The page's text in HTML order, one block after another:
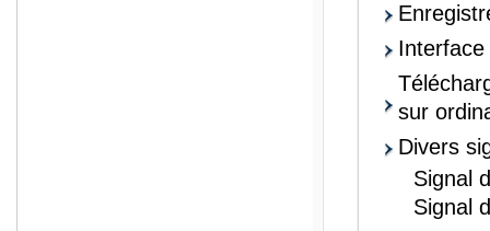
sur
Divers
Signal
Signal